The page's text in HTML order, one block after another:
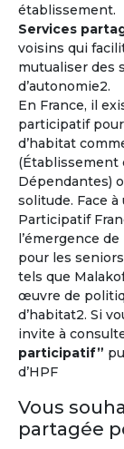
établissement.
Services
voisins qui
mutualiser des
d’autonomie2.
En France, il
participatif
d’habitat
(Établissement
Dépendantes)
solitude. Face
Participatif
l’émergence
pour les
tels que
œuvre de
d’habitat2. Si
invite à
participatif”
d’HPF
Vous
partagée
Vivez
Environ un
l'étrangeret
À